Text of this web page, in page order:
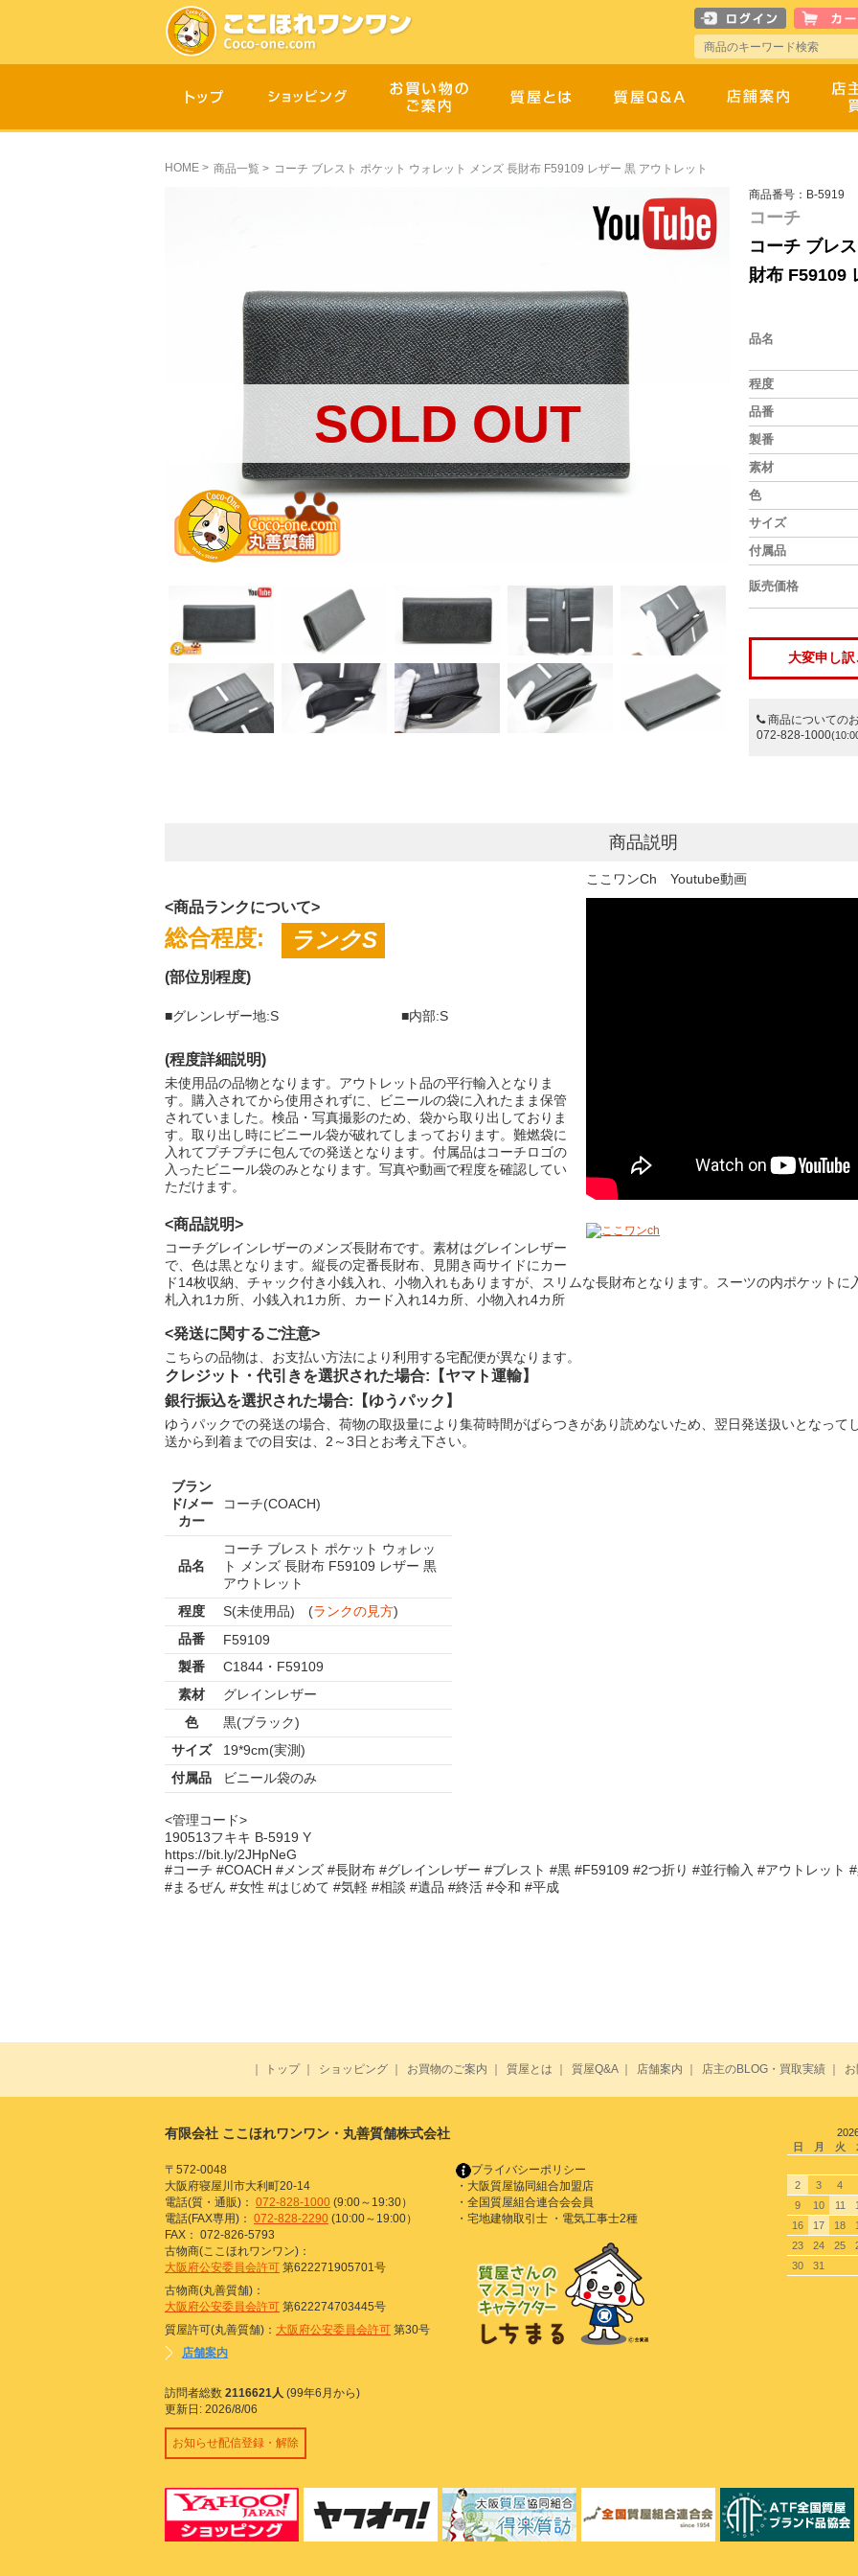
HOME > 商品一覧 > コーチ ブレスト ポケット ウォレット メンズ 長財布 F59109 レザー 黒 アウトレット
SOLD OUT
商品番号：B-5919
コーチ
コーチ ブレ
財布 F59109
品名
程度
品番
製番
素材
色
サイズ
付属品
販売価格
大変申し訳
商品についての
072-828-1000
商品説明
ここワンCh Youtube動画
<商品ランクについて>
総合程度: ランクS
(部位別程度)
■グレンレザー地:S ■内部:S
(程度詳細説明)
未使用品の品物となります。アウトレット品の平行輸入となりま
す。購入されてから使用されずに、ビニールの袋に入れたまま保管
されていました。検品・写真撮影のため、袋から取り出しておりま
す。取り出し時にビニール袋が破れてしまっております。難燃袋に
入れてプチプチに包んでの発送となります。付属品はコーチロゴの
入ったビニール袋のみとなります。写真や動画で程度を確認してい
ただけます。
<商品説明>
コーチグレインレザーのメンズ長財布です。素材はグレインレザー
で、色は黒となります。縦長の定番長財布、見開き両サイドにカー
ド14枚収納、チャック付き小銭入れ、小物入れもありますが、スリムな長財布となります。スーツの内ポケットに
札入れ1カ所、小銭入れ1カ所、カード入れ14カ所、小物入れ4カ所
<発送に関するご注意>
こちらの品物は、お支払い方法により利用する宅配便が異なります。
クレジット・代引きを選択された場合:【ヤマト運輸】
銀行振込を選択された場合:【ゆうパック】
ゆうパックでの発送の場合、荷物の取扱量により集荷時間がばらつきがあり読めないため、翌日発送扱いとなって
送から到着までの目安は、2～3日とお考え下さい。
ブラン
ド/メー
カー
コーチ(COACH)
品名
コーチ ブレスト ポケット ウォレッ
ト メンズ 長財布 F59109 レザー 黒
アウトレット
程度
S(未使用品) (ランクの見方)
品番
F59109
製番
C1844・F59109
素材
グレインレザー
色
黒(ブラック)
サイズ
19*9cm(実測)
付属品
ビニール袋のみ
<管理コード>
190513フキキ B-5919 Y
https://bit.ly/2JHpNeG
#コーチ #COACH #メンズ #長財布 #グレインレザー #ブレスト #黒 #F59109 #2つ折り #並行輸入 #アウトレット
#まるぜん #女性 #はじめて #気軽 #相談 #遺品 #終活 #令和 #平成
トップ｜ ショッピング お買物のご案内 質屋とは 質屋Q&A｜ 店舗案内 店主のBLOG・買取実績
有限会社 ここほれワンワン・丸善質舗株式会社
〒572-0048
大阪府寝屋川市大利町20-14
電話(質・通販)： 072-828-1000 (9:00～19:30）
電話(FAX専用)： 072-828-2290 (10:00～19:00）
FAX： 072-826-5793
プライバシーポリシー
・大阪質屋協同組合加盟店
・全国質屋組合連合会会員
・宅地建物取引士 ・電気工事士2種
古物商(ここほれワンワン)：
大阪府公安委員会許可 第622271905701号
古物商(丸善質舗)：
大阪府公安委員会許可 第622274703445号
質屋許可(丸善質舗)： 大阪府公安委員会許可 第30号
店舗案内
訪問者総数 2116621人 (99年6月から)
更新日: 2026/8/06
お知らせ配信登録・解除
日
月 火
2
3 4
9
10 11
16
17 18
23
24 25
30
31